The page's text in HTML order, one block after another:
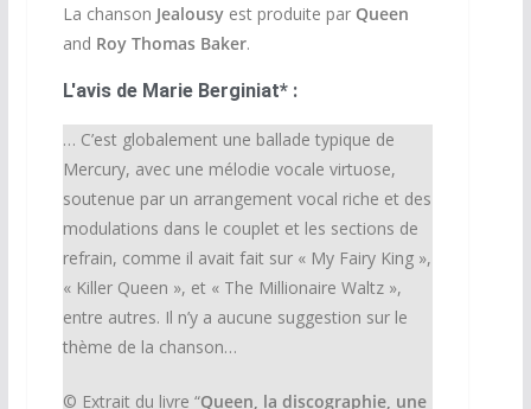
La chanson Jealousyest produite par Queen
and Roy Thomas Baker.
L'avis de Marie Berginiat* :
… C’est globalement une ballade typique de
Mercury, avec une mélodie vocale virtuose,
soutenue par un arrangement vocal riche et des
modulations dans le couplet et les sections de
refrain, comme il avait fait sur « My Fairy King »,
« Killer Queen », et « The Millionaire Waltz »,
entre autres. Il n’y a aucune suggestion sur le
thème de la chanson…
© Extrait du livre “Queen, la discographie, une